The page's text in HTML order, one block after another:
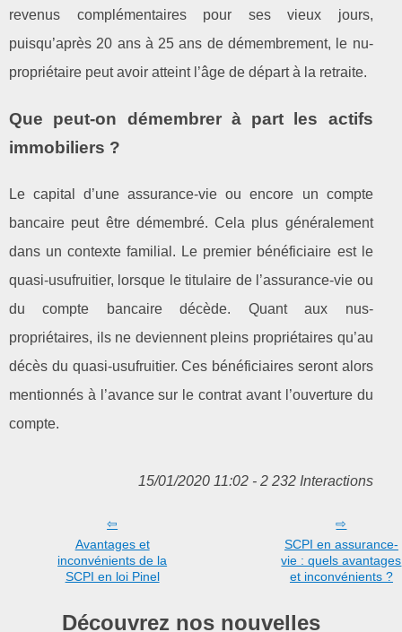
revenus complémentaires pour ses vieux jours,
puisqu’après 20 ans à 25 ans de démembrement, le nu-
propriétaire peut avoir atteint l’âge de départ à la retraite.
Que peut-on démembrer à part les actifs
immobiliers ?
Le capital d’une assurance-vie ou encore un compte
bancaire peut être démembré. Cela plus généralement
dans un contexte familial. Le premier bénéficiaire est le
quasi-usufruitier, lorsque le titulaire de l’assurance-vie ou
du compte bancaire décède. Quant aux nus-
propriétaires, ils ne deviennent pleins propriétaires qu’au
décès du quasi-usufruitier. Ces bénéficiaires seront alors
mentionnés à l’avance sur le contrat avant l’ouverture du
compte.
15/01/2020 11:02 - 2 232 Interactions
Avantages et
inconvénients de la
SCPI en loi Pinel
SCPI en assurance-
vie : quels avantages
et inconvénients ?
Découvrez nos nouvelles